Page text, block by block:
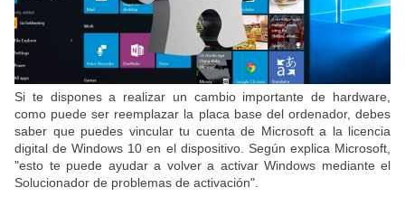
Si te dispones a realizar un cambio importante de hardware,
como puede ser reemplazar la placa base del ordenador, debes
saber que puedes vincular tu cuenta de Microsoft a la licencia
digital de Windows 10 en el dispositivo. Según explica Microsoft,
"esto te puede ayudar a volver a activar Windows mediante el
Solucionador de problemas de activación".